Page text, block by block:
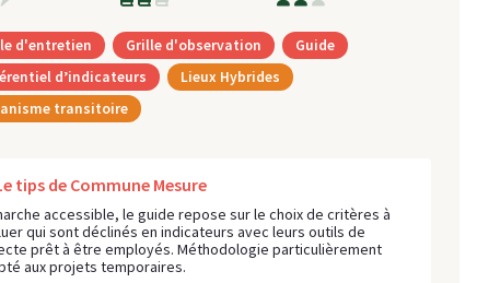
d'entretien Grille d'observation
Guide
d’indicateurs
Lieux Hybrides
transitoire
tips de Commune Mesure
accessible, le guide repose sur le choix de critères à
qui sont déclinés en indicateurs avec leurs outils de
prêt à être employés. Méthodologie particulièrement
aux projets temporaires.